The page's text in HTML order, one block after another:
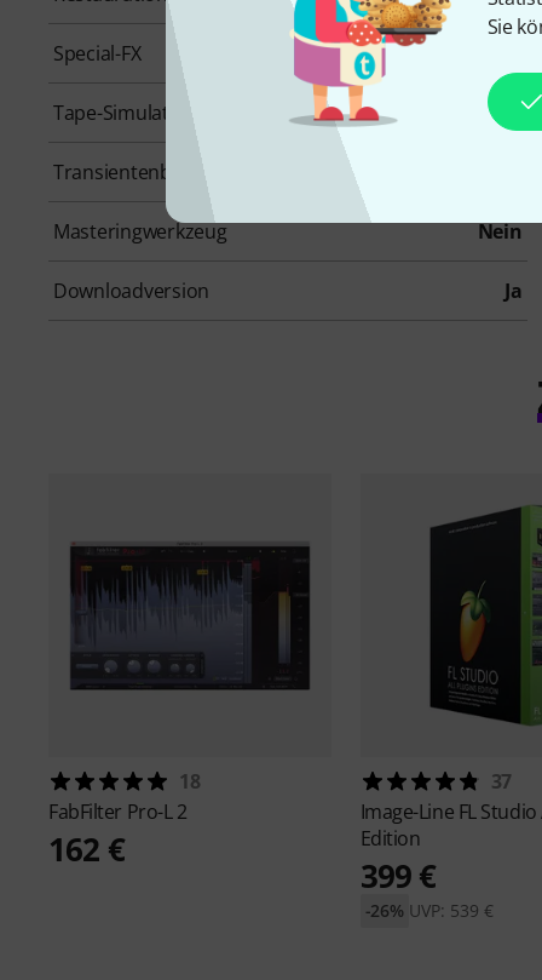
Sie
Special-FX
Tape-Simulation Nein
Transientenbearbeitung
Masteringwerkzeug Nein
Downloadversion Ja
18
FabFilter Pro-L 2
162 €
37
Image-Line FL
Edition
399 €
UVP: 539 €
-26%